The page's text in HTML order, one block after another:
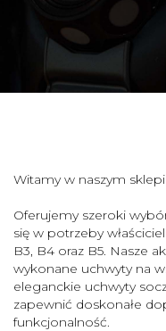
Witamy w naszym
Oferujemy szeroki
się w potrzeby
B3, B4 oraz B5. Nasze
wykonane uchwyty na
eleganckie uchwyty
zapewnić doskonałe
funkcjonalność.